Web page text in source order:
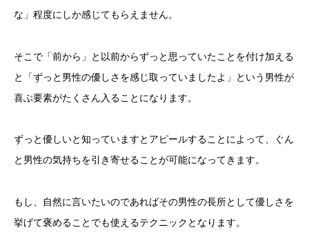
な」程度にしか感じてもらえません。
そこで「前から」と以前からずっと思っていたことを付け加える
と「ずっと男性の優しさを感じ取っていましたよ」という男性が
喜ぶ要素がたくさん入ることになります。
ずっと優しいと知っていますとアピールすることによって、ぐん
と男性の気持ちを引き寄せることが可能になってきます。
もし、自然に言いたいのであればその男性の長所として優しさを
挙げて褒めることでも使えるテクニックとなります。